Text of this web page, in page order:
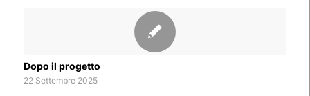
Dopo il progetto
22 Settembre 2025